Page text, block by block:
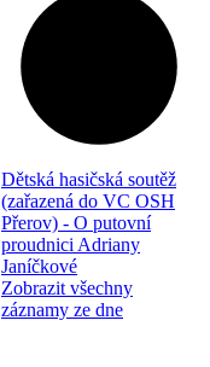
Dětská hasičská soutěž
(zařazená do VC OSH
Přerov) - O putovní
proudnici Adriany
Janíčkové
Zobrazit všechny
záznamy ze dne